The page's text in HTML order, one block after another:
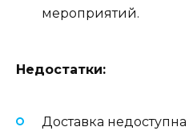
мероприятий.
Недостатки:
Доставка